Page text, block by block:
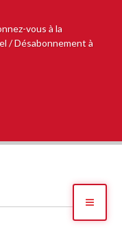
vous à la
/ Désabonnement à